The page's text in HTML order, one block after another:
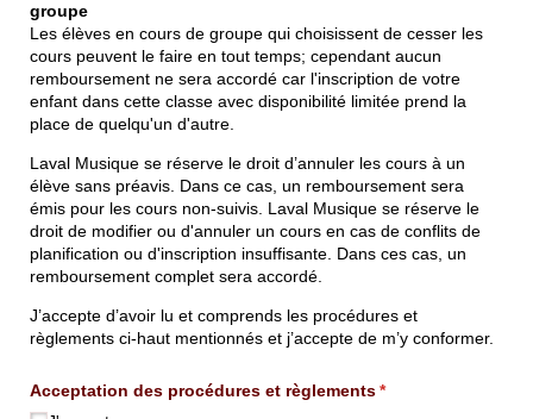
groupe
Les élèves en cours de groupe qui choisissent de cesser les
cours peuvent le faire en tout temps; cependant aucun
remboursement ne sera accordé car l'inscription de votre
enfant dans cette classe avec disponibilité limitée prend la
place de quelqu'un d'autre.
Laval Musique se réserve le droit d’annuler les cours à un
élève sans préavis. Dans ce cas, un remboursement sera
émis pour les cours non-suivis. Laval Musique se réserve le
droit de modifier ou d'annuler un cours en cas de conflits de
planification ou d'inscription insuffisante. Dans ces cas, un
remboursement complet sera accordé.
J’accepte d’avoir lu et comprends les procédures et
règlements ci-haut mentionnés et j’accepte de m’y conformer.
Acceptation des procédures et règlements*
(requis)